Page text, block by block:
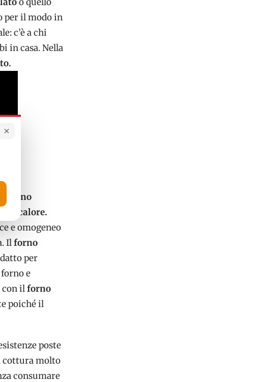
per il modo in
c’è a chi
in casa. Nella
forno
del calore.
e omogeneo
Ilforno
per
e
con ilforno
poiché il
poste
cottura molto
consumare